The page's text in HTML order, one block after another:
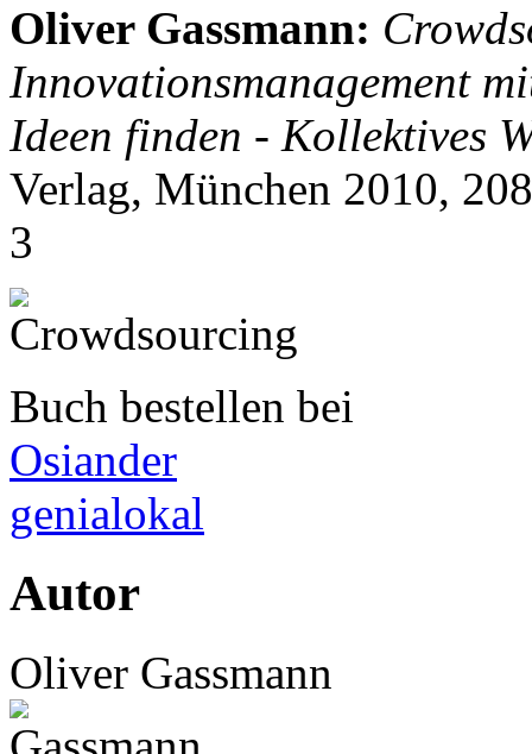
Oliver Gassmann:
Innovationsmanagement
Ideen finden - Kollektives
Verlag, München 2010,
3
Buch bestellen bei
Osiander
genialokal
Autor
Oliver Gassmann